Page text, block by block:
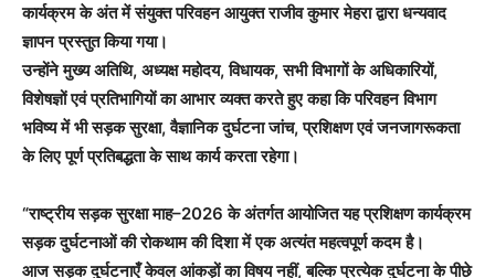
कार्यक्रम के अंत में संयुक्त परिवहन आयुक्त राजीव कुमार मेहरा द्वारा धन्यवाद
ज्ञापन प्रस्तुत किया गया।
उन्होंने मुख्य अतिथि, अध्यक्ष महोदय, विधायक, सभी विभागों के अधिकारियों,
विशेषज्ञों एवं प्रतिभागियों का आभार व्यक्त करते हुए कहा कि परिवहन विभाग
भविष्य में भी सड़क सुरक्षा, वैज्ञानिक दुर्घटना जांच, प्रशिक्षण एवं जनजागरूकता
के लिए पूर्ण प्रतिबद्धता के साथ कार्य करता रहेगा।
“राष्ट्रीय सड़क सुरक्षा माह–2026 के अंतर्गत आयोजित यह प्रशिक्षण कार्यक्रम
सड़क दुर्घटनाओं की रोकथाम की दिशा में एक अत्यंत महत्वपूर्ण कदम है।
आज सड़क दुर्घटनाएँ केवल आंकड़ों का विषय नहीं, बल्कि प्रत्येक दुर्घटना के पीछे